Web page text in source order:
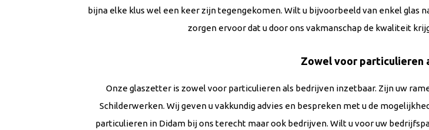
bijna elke klus wel een keer zijn tegengekomen. Wilt u bijvoorbeeld van enkel glas
zorgen ervoor dat u door ons vakmanschap de kwaliteit
Zowel voor particulieren
Onze glaszetter is zowel voor particulieren als bedrijven inzetbaar. Zijn uw
Schilderwerken. Wij geven u vakkundig advies en bespreken met u de
particulieren in Didam bij ons terecht maar ook bedrijven. Wilt u voor uw